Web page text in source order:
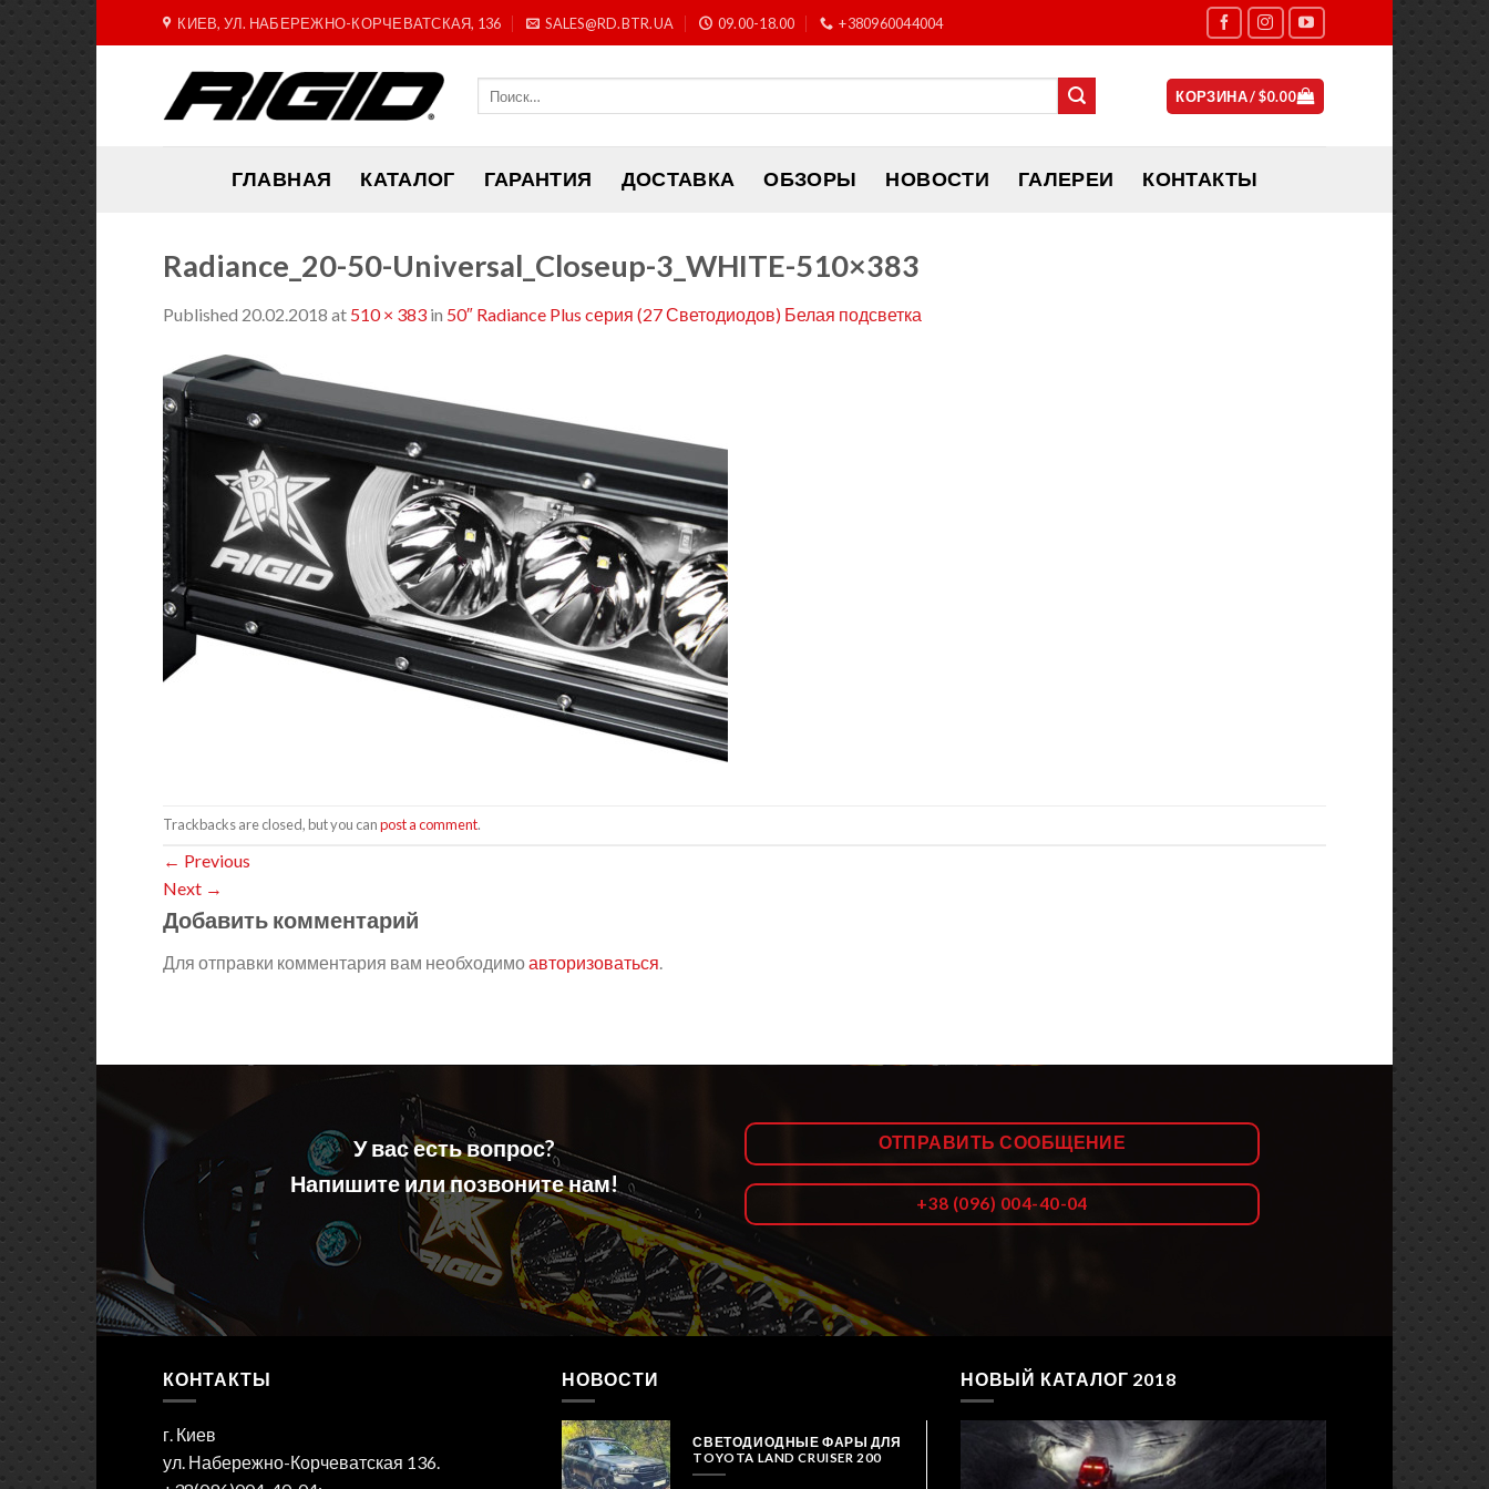
to
КИЕВ, УЛ. НАБЕРЕЖНО-КОРЧЕВАТСКАЯ, 136 SALES@RD.BTR.UA 09.00-18.00 +380960044004
КОРЗИНА /$0.00
ГЛАВНАЯ КАТАЛОГ ГАРАНТИЯ ДОСТАВКА ОБЗОРЫ НОВОСТИ ГАЛЕРЕИ КОНТАКТЫ
Radiance_20-50-Universal_Closeup-3_WHITE-510×383
Published 20.02.2018 at 510 × 383 in 50″ Radiance Plus cерия (27 Светодиодов) Белая подсветка
Trackbacks are closed, but you canpost a comment.
← Previous
Next →
Добавить комментарий
Для отправки комментария вам необходимоавторизоваться
У вас есть вопрос?
Напишите или позвоните нам!
ОТПРАВИТЬ СООБЩЕНИЕ
+38 (096) 004-40-04
КОНТАКТЫ
г. Киев
ул. Набережно-Корчеватская 136.
НОВОСТИ
СВЕТОДИОДНЫЕ ФАРЫ ДЛЯ
TOYOTA LAND CRUISER 200
НОВЫЙ КАТАЛОГ 2018